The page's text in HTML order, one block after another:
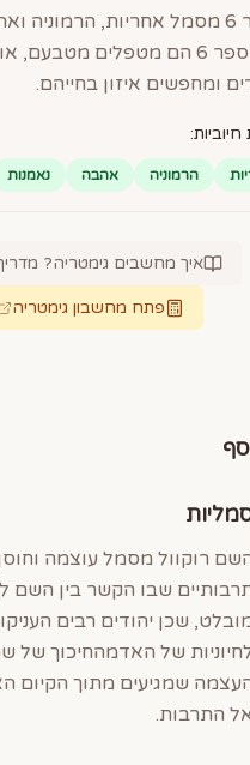
מספר 6 מסמל אחריות, הרמוניה
עם מספר 6 הם מטפלים
ומחפשים איזון בחייהם.
חיוביות:
הרמוניה אהבה נאמנות
איך מחשבים גימטריה?
פתח מחשבון גימטריה
רוקוול מסמל עוצמה
שבו הקשר בין השם
שכן יהודים רבים
של האדמהחיכוך של
שמגיעים מתוך הקיום
התרבות.